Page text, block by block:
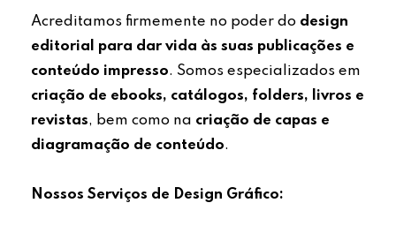
Acreditamos firmemente no poder do design
editorial para dar vida às suas publicações e
conteúdo impresso. Somos especializados em
criação de ebooks, catálogos, folders, livros e
revistas, bem como na criação de capas e
diagramação de conteúdo.
Nossos Serviços de Design Gráfico: